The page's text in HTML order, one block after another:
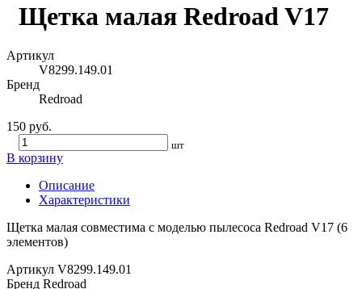
Щетка малая Redroad V17
Артикул
V8299.149.01
Бренд
Redroad
150 руб.
шт
В корзину
Описание
Характеристики
Щетка малая совместима с моделью пылесоса Redroad V17 (6
элементов)
Артикул V8299.149.01
Бренд Redroad